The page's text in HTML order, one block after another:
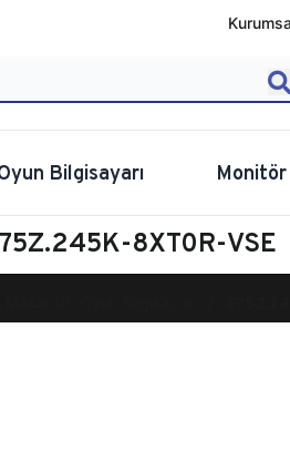
Bilgisayarı Monitör
8XT0R-VSE